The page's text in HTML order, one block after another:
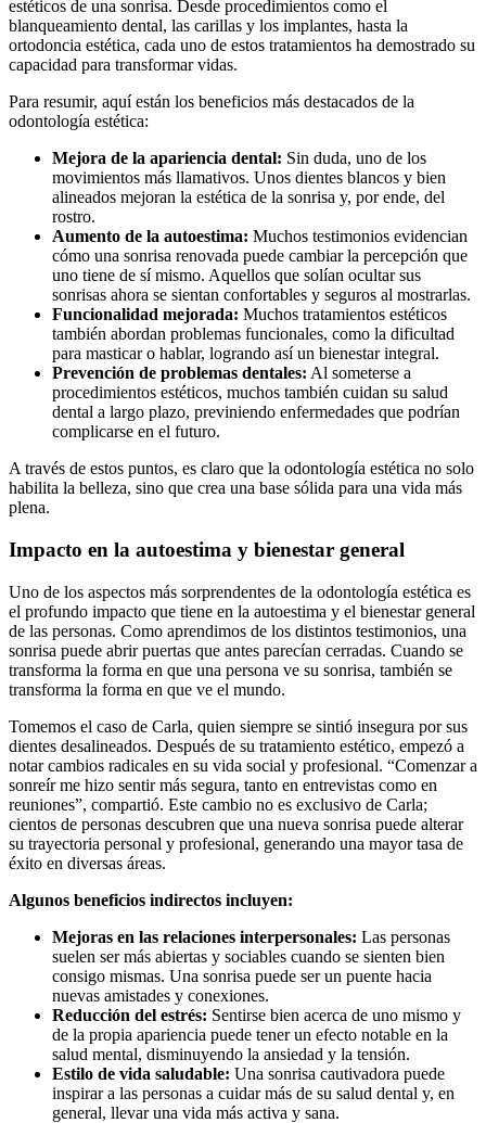
estéticos de una sonrisa. Desde procedimientos como el
blanqueamiento dental, las carillas y los implantes, hasta la
ortodoncia estética, cada uno de estos tratamientos ha demostrado su
capacidad para transformar vidas.
Para resumir, aquí están los beneficios más destacados de la
odontología estética:
Mejora de la apariencia dental: Sin duda, uno de los
movimientos más llamativos. Unos dientes blancos y bien
alineados mejoran la estética de la sonrisa y, por ende, del
rostro.
Aumento de la autoestima: Muchos testimonios evidencian
cómo una sonrisa renovada puede cambiar la percepción que
uno tiene de sí mismo. Aquellos que solían ocultar sus
sonrisas ahora se sientan confortables y seguros al mostrarlas.
Funcionalidad mejorada: Muchos tratamientos estéticos
también abordan problemas funcionales, como la dificultad
para masticar o hablar, logrando así un bienestar integral.
Prevención de problemas dentales: Al someterse a
procedimientos estéticos, muchos también cuidan su salud
dental a largo plazo, previniendo enfermedades que podrían
complicarse en el futuro.
A través de estos puntos, es claro que la odontología estética no solo
habilita la belleza, sino que crea una base sólida para una vida más
plena.
Impacto en la autoestima y bienestar general
Uno de los aspectos más sorprendentes de la odontología estética es
el profundo impacto que tiene en la autoestima y el bienestar general
de las personas. Como aprendimos de los distintos testimonios, una
sonrisa puede abrir puertas que antes parecían cerradas. Cuando se
transforma la forma en que una persona ve su sonrisa, también se
transforma la forma en que ve el mundo.
Tomemos el caso de Carla, quien siempre se sintió insegura por sus
dientes desalineados. Después de su tratamiento estético, empezó a
notar cambios radicales en su vida social y profesional. “Comenzar a
sonreír me hizo sentir más segura, tanto en entrevistas como en
reuniones”, compartió. Este cambio no es exclusivo de Carla;
cientos de personas descubren que una nueva sonrisa puede alterar
su trayectoria personal y profesional, generando una mayor tasa de
éxito en diversas áreas.
Algunos beneficios indirectos incluyen:
Mejoras en las relaciones interpersonales: Las personas
suelen ser más abiertas y sociables cuando se sienten bien
consigo mismas. Una sonrisa puede ser un puente hacia
nuevas amistades y conexiones.
Reducción del estrés: Sentirse bien acerca de uno mismo y
de la propia apariencia puede tener un efecto notable en la
salud mental, disminuyendo la ansiedad y la tensión.
Estilo de vida saludable: Una sonrisa cautivadora puede
inspirar a las personas a cuidar más de su salud dental y, en
general, llevar una vida más activa y sana.